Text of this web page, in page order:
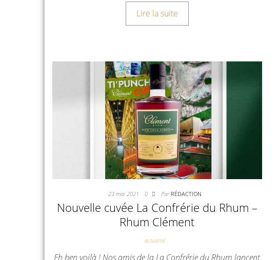
Lire la suite
23 mai 2021 0 Par RÉDACTION
Nouvelle cuvée La Confrérie du Rhum –
Rhum Clément
Actualité
Eh ben voilà ! Nos amis de la La Confrérie du Rhum lancent